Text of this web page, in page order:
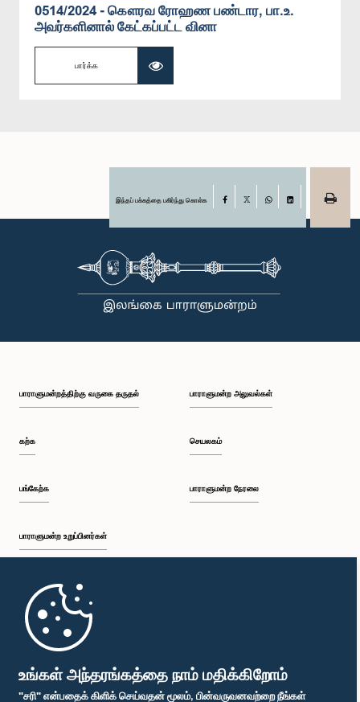
உங்கள் அந்தரங்கத்தை நாம் மதிக்கிறோம்
"சரி" என்பதைக் கிளிக் செய்வதன் மூலம், பின்வருவனவற்றை நீங்கள்
0514/2024 - கௌரவ ரோஹண பண்டார, பா.உ.
அவர்களினால் கேட்கப்பட்ட வினா
பார்க்க
இந்தப் பக்கத்தை பகிர்ந்து கொள்க Facebook
பாராளுமன்றத்திற்கு வருகை தருதல்
கற்க
பங்கேற்க
பாராளுமன்ற உறுப்பினர்கள்
முதற்பக்கம்
பாராளுமன்ற அலுவல்கள்
செயலகம்
பாராளுமன்ற நேரலை
பாராளுமன்ற கையடக்க செயலி